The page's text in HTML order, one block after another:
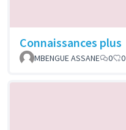
Connaissances plus
MBENGUE ASSANE
0 0